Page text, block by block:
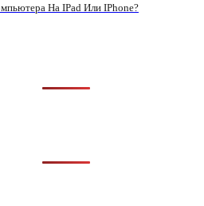
На IPad Или IPhone?